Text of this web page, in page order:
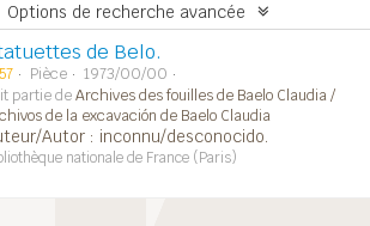
Options de recherche avancée
de Belo.
Pièce
1973/00/00
partie deArchives des fouilles de Baelo Claudia /
de la excavación de Baelo Claudia
Autor : inconnu/desconocido.
nationale de France (Paris)